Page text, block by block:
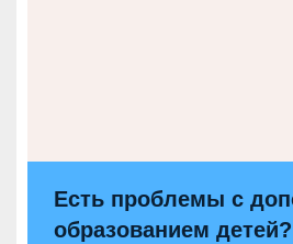
Есть проблемы с
образованием